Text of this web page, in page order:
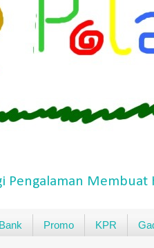
Pengalaman Membuat
Bank Promo KPR